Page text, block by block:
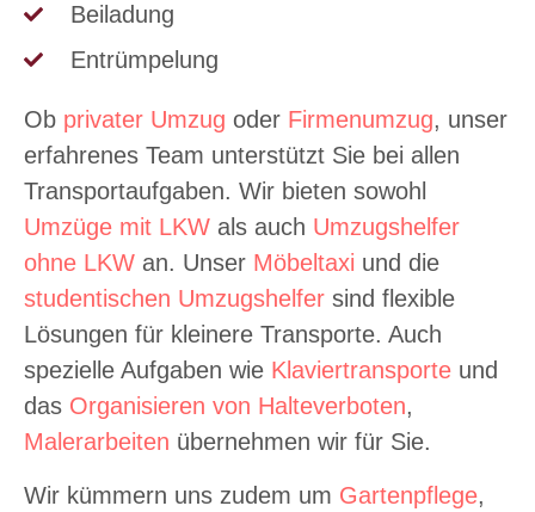
Beiladung
Entrümpelung
Ob privater Umzug oder Firmenumzug, unser
erfahrenes Team unterstützt Sie bei allen
Transportaufgaben. Wir bieten sowohl
Umzüge mit LKW als auch Umzugshelfer
ohne LKW an. Unser Möbeltaxi und die
studentischen Umzugshelfer sind flexible
Lösungen für kleinere Transporte. Auch
spezielle Aufgaben wie Klaviertransporte und
das Organisieren von Halteverboten,
Malerarbeiten übernehmen wir für Sie.
Wir kümmern uns zudem um Gartenpflege,